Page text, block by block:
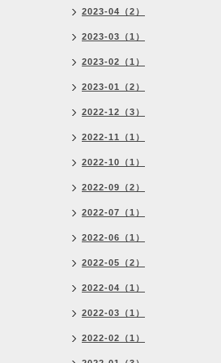
2023-04（2）
2023-03（1）
2023-02（1）
2023-01（2）
2022-12（3）
2022-11（1）
2022-10（1）
2022-09（2）
2022-07（1）
2022-06（1）
2022-05（2）
2022-04（1）
2022-03（1）
2022-02（1）